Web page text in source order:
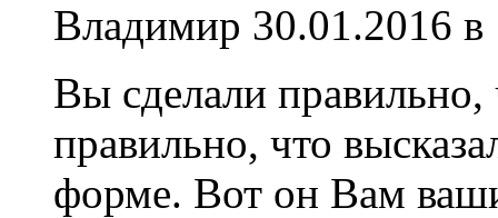
Владимир 30.01.2016
Вы сделали правильно,
правильно, что
форме. Вот он Вам